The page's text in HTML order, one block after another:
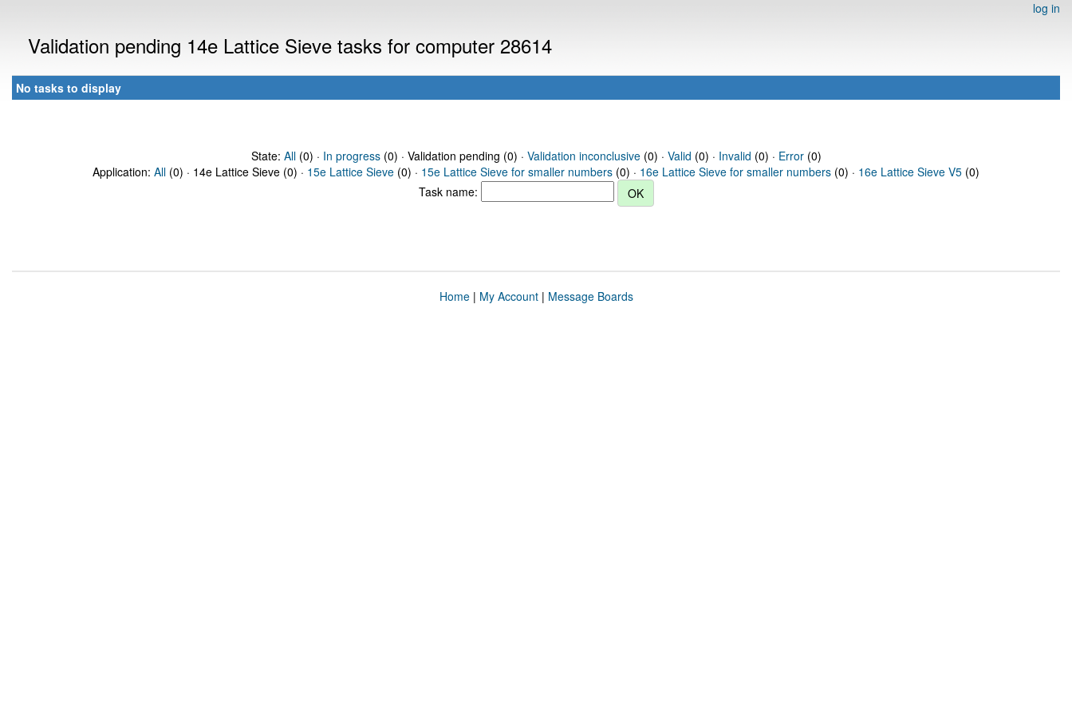
log in
Validation pending 14e Lattice Sieve tasks for computer 28614
No tasks to display
State: All(0) · In progress(0) · Validation pending (0) · Validation inconclusive(0) · Valid (0) · Invalid (0) · Error(0)
Application: All (0) · 14e Lattice Sieve (0) · 15e Lattice Sieve (0) · 15e Lattice Sieve for smaller numbers (0) · 16e Lattice Sieve for smaller numbers (0) · 16e Lattice Sieve V5 (0)
Task name:
Home| My Account| Message Boards